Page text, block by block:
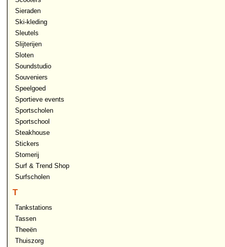
Sieraden
Ski-kleding
Sleutels
Slijterijen
Sloten
Soundstudio
Souveniers
Speelgoed
Sportieve events
Sportscholen
Sportschool
Steakhouse
Stickers
Stomerij
Surf & Trend Shop
Surfscholen
T
Tankstations
Tassen
Theeën
Thuiszorg